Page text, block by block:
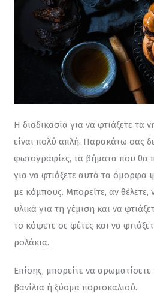
Η διαδικασία για να φτιάξετε τα
είναι πολύ απλή. Παρακάτω σας
φωτογραφίες, τα βήματα που θα
για να φτιάξετε αυτά τα όμορφα
με κόμπους. Μπορείτε, αν θέλετε,
υλικά για τη γέμιση και να
το κόψετε σε φέτες και να
ρολάκια.
Επίσης, μπορείτε να
βανίλια ή ξύσμα πορτοκαλιού.